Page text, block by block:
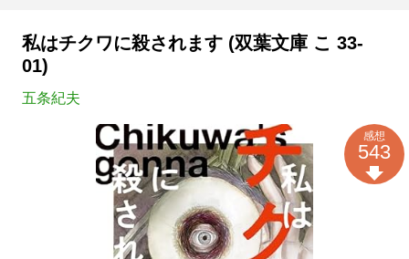
私はチクワに殺されます (双葉文庫 こ 33-
01)
五条紀夫
感想
543